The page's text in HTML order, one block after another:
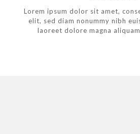
Lorem ipsum dolor sit amet,
elit, sed diam nonummy nibh
laoreet dolore magna